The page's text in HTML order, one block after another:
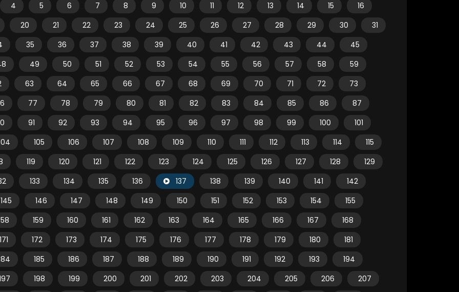
4 5 6 7 8 9 10 11 12 13 14 15
16
20
21 22 23 24 25 26 27 28 29 30
31
35 36 37 38 39 40 41 42 43 44
45
49 50 51 52 53 54 55 56 57 58
59
63 64 65 66 67 68 69 70 71 72
73
77 78 79 80 81 82 83 84 85 86
87
91 92 93 94 95 96 97 98 99 100
101
105 106 107 108 109 110 111 112 113 114
115
119 120 121 122 123 124 125 126 127 128
129
133 134 135 136 137 138 139 140 141
142
145
146 147 148 149 150 151 152 153 154
155
159 160 161 162 163 164 165 166 167
168
171
172 173 174 175 176 177 178 179 180
181
185 186 187 188 189 190 191 192 193
194
198 199 200 201 202 203 204 205 206
207